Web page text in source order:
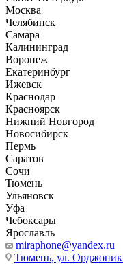
Москва
Челябинск
Самара
Калининград
Воронеж
Екатеринбург
Ижевск
Краснодар
Красноярск
Нижний Новгород
Новосибирск
Пермь
Саратов
Сочи
Тюмень
Ульяновск
Уфа
Чебоксары
Ярославль
miraphone@yandex.ru
Тюмень, ул.